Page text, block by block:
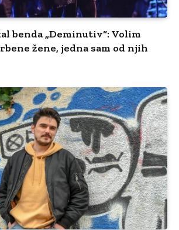
benda „Deminutiv“: Volim
žene, jedna sam od njih